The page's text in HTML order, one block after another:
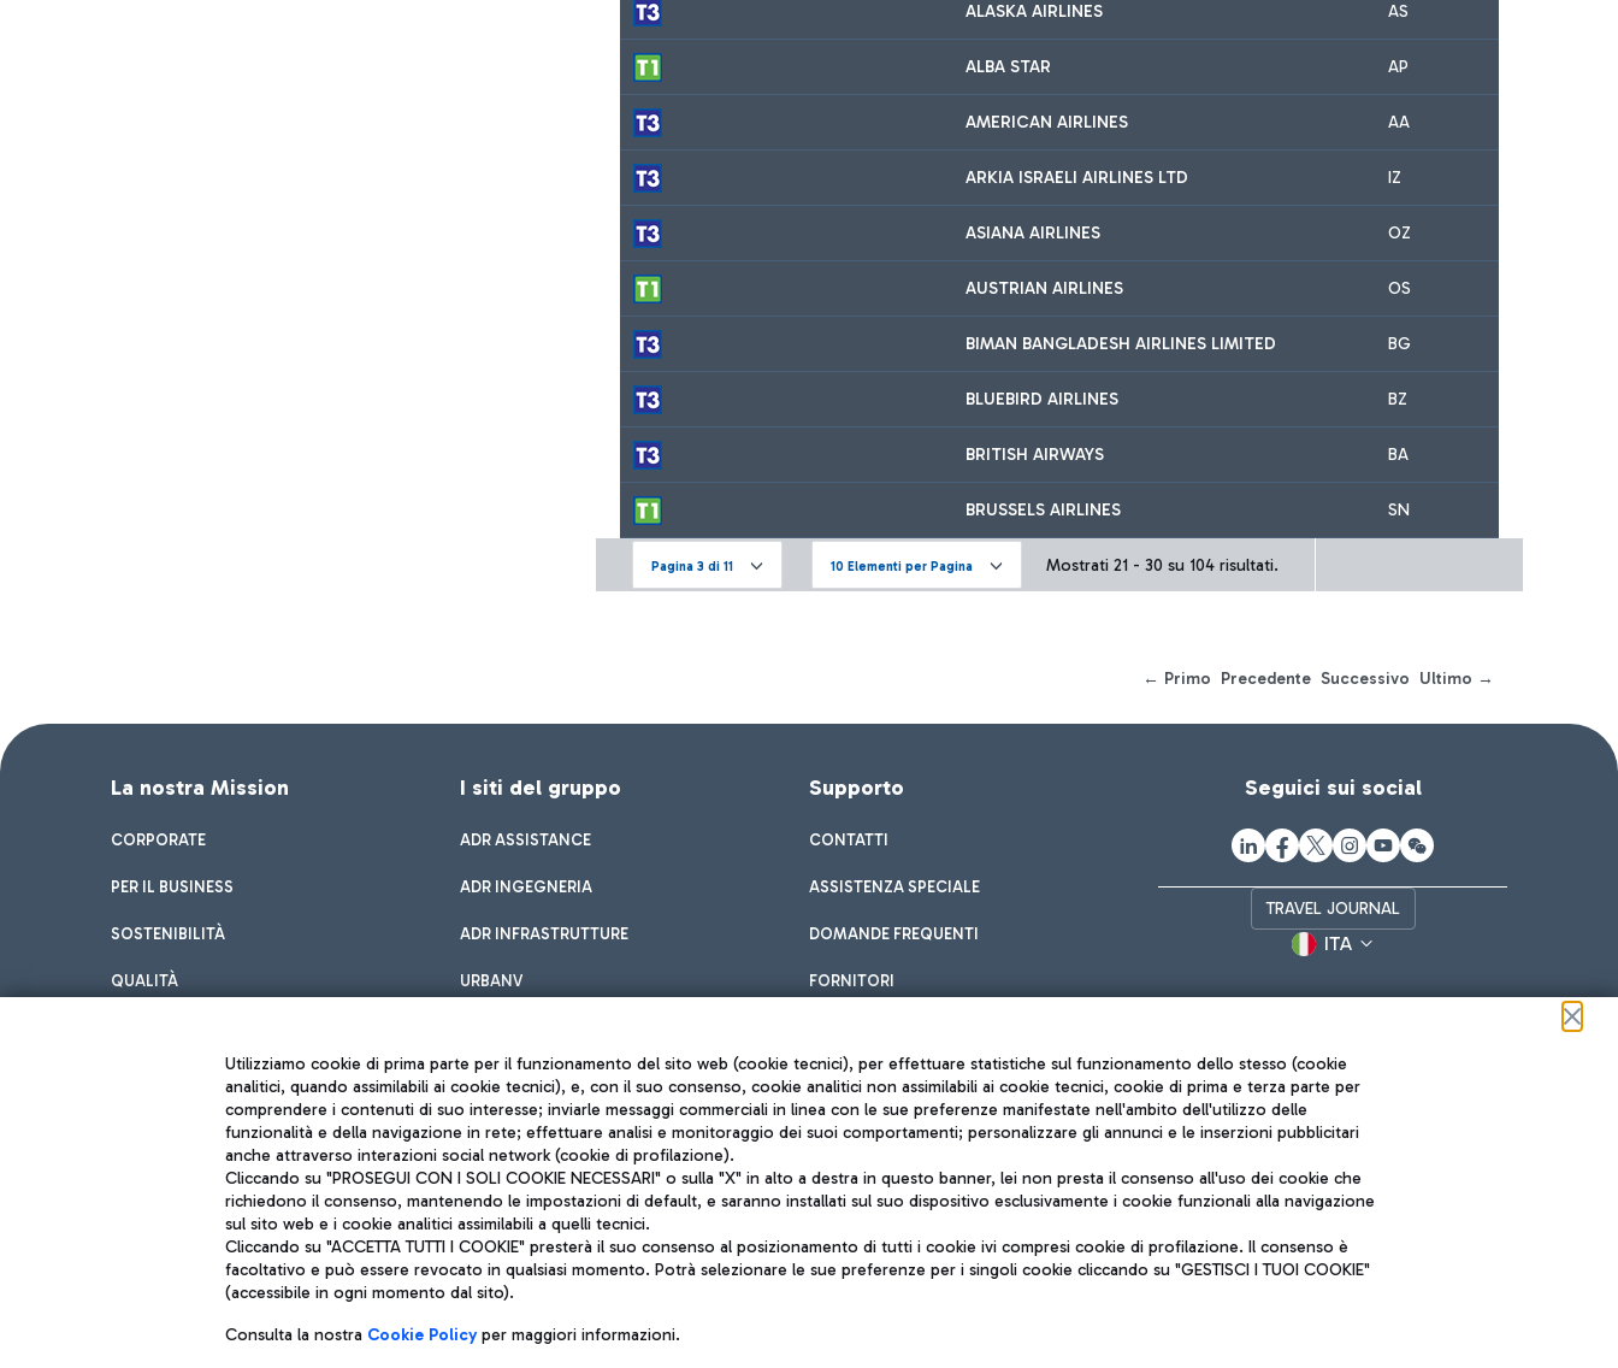
ALASKA AIRLINES AS
ALBA STAR AP
AMERICAN AIRLINES AA
ARKIA ISRAELI AIRLINES LTD IZ
ASIANA AIRLINES OZ
AUSTRIAN AIRLINES OS
BIMAN BANGLADESH AIRLINES LIMITED BG
BLUEBIRD AIRLINES BZ
BRITISH AIRWAYS BA
BRUSSELS AIRLINES SN
Pagina 3 di 11 10 Elementi per Pagina Mostrati 21 - 30 su 104 risultati.
← Primo Precedente Successivo Ultimo →
La nostra Mission
CORPORATE
PER IL BUSINESS
SOSTENIBILITÀ
QUALITÀ
I siti del gruppo
ADR ASSISTANCE
ADR INGEGNERIA
ADR INFRASTRUTTURE
URBANV
Supporto
CONTATTI
ASSISTENZA SPECIALE
DOMANDE FREQUENTI
FORNITORI
Seguici sui social
TRAVEL JOURNAL
ITA
Aeroporti di Roma S.p.A. - Società soggetta a direzione e coordinamento di Mundys S.p.A.
Codice fiscale e Registro delle Imprese di Roma 13032990155 P. IVA 06572251004
Capitale sociale 62.224.743,00 int. vers.
Sede legale: Via Pier Paolo Racchetti 1 - 00054 Fiumicino (RM) telefono +39 06 65951
Note legali
Mappa sito
Accessibilità
Roma FCO
L'aeroporto stellato
QUALITÀ SOSTENIBILITÀ INNOVAZIONE
Utilizziamo cookie di prima parte per il funzionamento del sito web (cookie tecnici), per effettuare statistiche sul funzionamento dello stesso (cookie
analitici, quando assimilabili ai cookie tecnici), e, con il suo consenso, cookie analitici non assimilabili ai cookie tecnici, cookie di prima e terza parte per
comprendere i contenuti di suo interesse; inviarle messaggi commerciali in linea con le sue preferenze manifestate nell'ambito dell'utilizzo delle
funzionalità e della navigazione in rete; effettuare analisi e monitoraggio dei suoi comportamenti; personalizzare gli annunci e le inserzioni pubblicitari
anche attraverso interazioni social network (cookie di profilazione).
Cliccando su "PROSEGUI CON I SOLI COOKIE NECESSARI" o sulla "X" in alto a destra in questo banner, lei non presta il consenso all'uso dei cookie che
richiedono il consenso, mantenendo le impostazioni di default, e saranno installati sul suo dispositivo esclusivamente i cookie funzionali alla navigazione
sul sito web e i cookie analitici assimilabili a quelli tecnici.
Cliccando su "ACCETTA TUTTI I COOKIE" presterà il suo consenso al posizionamento di tutti i cookie ivi compresi cookie di profilazione. Il consenso è
facoltativo e può essere revocato in qualsiasi momento. Potrà selezionare le sue preferenze per i singoli cookie cliccando su "GESTISCI I TUOI COOKIE"
(accessibile in ogni momento dal sito).
Consulta la nostra Cookie Policyper maggiori informazioni.